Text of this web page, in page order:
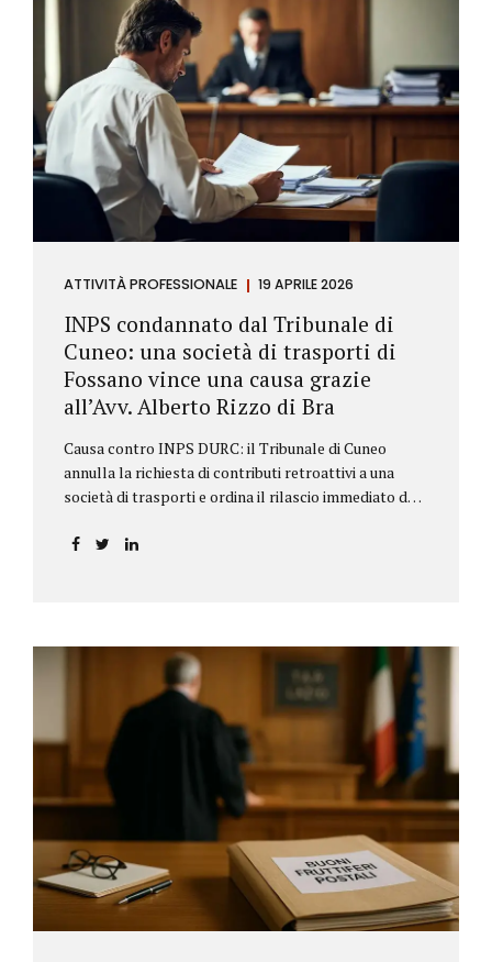
ATTIVITÀ PROFESSIONALE 19 APRILE 2026
INPS condannato dal Tribunale di
Cuneo: una società di trasporti di
Fossano vince una causa grazie
all’Avv. Alberto Rizzo di Bra
Causa contro INPS DURC: il Tribunale di Cuneo
annulla la richiesta di contributi retroattivi a una
società di trasporti e ordina il rilascio immediato del